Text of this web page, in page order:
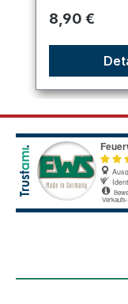
Regulärer
8,90 €